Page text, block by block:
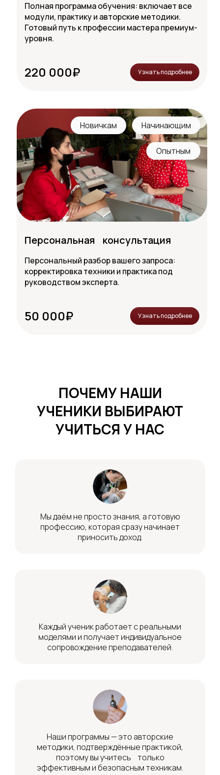
Персональная консультация
Персональный разбор вашего запроса:
корректировка техники и практика под
руководством эксперта.
50 000₽
Начинающим
Новичкам
Узнать подробнее
Опытным
Полная программа обучения: включает все
модули, практику и авторские методики.
Готовый путь к профессии мастера премиум-
уровня.
220 000₽ Узнать подробнее
ПОЧЕМУ НАШИ
УЧЕНИКИ ВЫБИРАЮТ
УЧИТЬСЯ У НАС
Мы даём не просто знания, а готовую
профессию, которая сразу начинает
приносить доход.
Каждый ученик работает с реальными
моделями и получает индивидуальное
сопровождение преподавателей.
Наши программы — это авторские
методики, подтверждённые практикой,
поэтому вы учитесь только
эффективным и безопасным техникам.